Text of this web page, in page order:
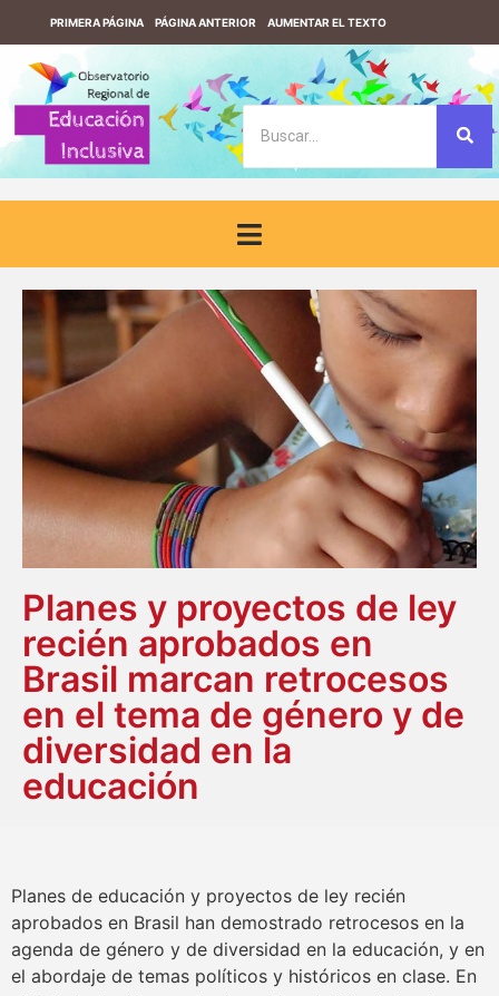
PRIMERA PÁGINA PÁGINA ANTERIOR AUMENTAR EL TEXTO
REDUCIR EL TEXTO VERSIÓN SIN CONTRASTE
DESCARGUE EL LECTOR DE PANTALLA F123
Planes y proyectos de ley
recién aprobados en
Brasil marcan retrocesos
en el tema de género y de
diversidad en la
educación
Planes de educación y proyectos de ley recién
aprobados en Brasil han demostrado retrocesos en la
agenda de género y de diversidad en la educación, y en
el abordaje de temas políticos y históricos en clase. En